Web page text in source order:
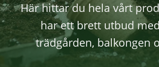
Här hittar du hela vårt
har ett brett utbud
trädgården, balkongen